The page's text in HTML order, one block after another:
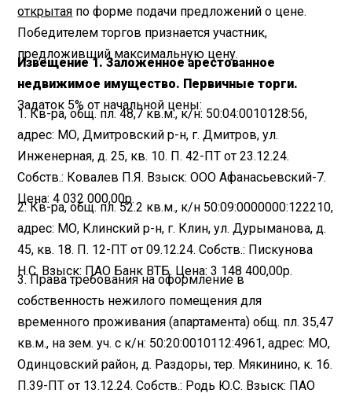
открытая по форме подачи предложений о цене.
Победителем торгов признается участник,
предложивший максимальную цену.
Извещение 1. Заложенное арестованное
недвижимое имущество. Первичные торги.
Задаток 5% от начальной цены:
1. Кв-ра, общ. пл. 48,7 кв.м., к/н: 50:04:0010128:56,
адрес: МО, Дмитровский р-н, г. Дмитров, ул.
Инженерная, д. 25, кв. 10. П. 42-ПТ от 23.12.24.
Собств.: Ковалев П.Я. Взыск: ООО Афанасьевский-7.
Цена: 4 032 000,00р.
2. Кв-ра, общ. пл. 52.2 кв.м., к/н 50:09:0000000:122210,
адрес: МО, Клинский р-н, г. Клин, ул. Дурыманова, д.
45, кв. 18. П. 12-ПТ от 09.12.24. Собств.: Пискунова
Н.С. Взыск: ПАО Банк ВТБ. Цена: 3 148 400,00р.
3. Права требования на оформление в
собственность нежилого помещения для
временного проживания (апартамента) общ. пл. 35,47
кв.м., на зем. уч. с к/н: 50:20:0010112:4961, адрес: МО,
Одинцовский район, д. Раздоры, тер. Мякинино, к. 16.
П.39-ПТ от 13.12.24. Собств.: Родь Ю.С. Взыск: ПАО